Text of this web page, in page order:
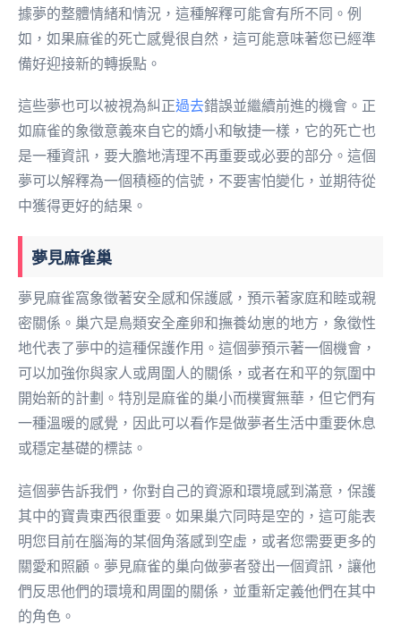
據夢的整體情緒和情況，這種解釋可能會有所不同。例
如，如果麻雀的死亡感覺很自然，這可能意味著您已經準
備好迎接新的轉捩點。
這些夢也可以被視為糾正過去錯誤並繼續前進的機會。正
如麻雀的象徵意義來自它的嬌小和敏捷一樣，它的死亡也
是一種資訊，要大膽地清理不再重要或必要的部分。這個
夢可以解釋為一個積極的信號，不要害怕變化，並期待從
中獲得更好的結果。
夢見麻雀巢
夢見麻雀窩象徵著安全感和保護感，預示著家庭和睦或親
密關係。巢穴是鳥類安全產卵和撫養幼崽的地方，象徵性
地代表了夢中的這種保護作用。這個夢預示著一個機會，
可以加強你與家人或周圍人的關係，或者在和平的氛圍中
開始新的計劃。特別是麻雀的巢小而樸實無華，但它們有
一種溫暖的感覺，因此可以看作是做夢者生活中重要休息
或穩定基礎的標誌。
這個夢告訴我們，你對自己的資源和環境感到滿意，保護
其中的寶貴東西很重要。如果巢穴同時是空的，這可能表
明您目前在腦海的某個角落感到空虛，或者您需要更多的
關愛和照顧。夢見麻雀的巢向做夢者發出一個資訊，讓他
們反思他們的環境和周圍的關係，並重新定義他們在其中
的角色。